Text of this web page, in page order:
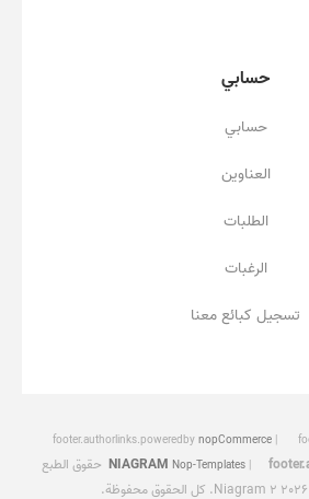
حسابي
حسابي
العناوين
الطلبات
الرغبات
تسجيل كبائع معنا
footer.authorlinks.poweredbynopCommerce
Nop-Templates
NIAGRAM حقوق الطبع